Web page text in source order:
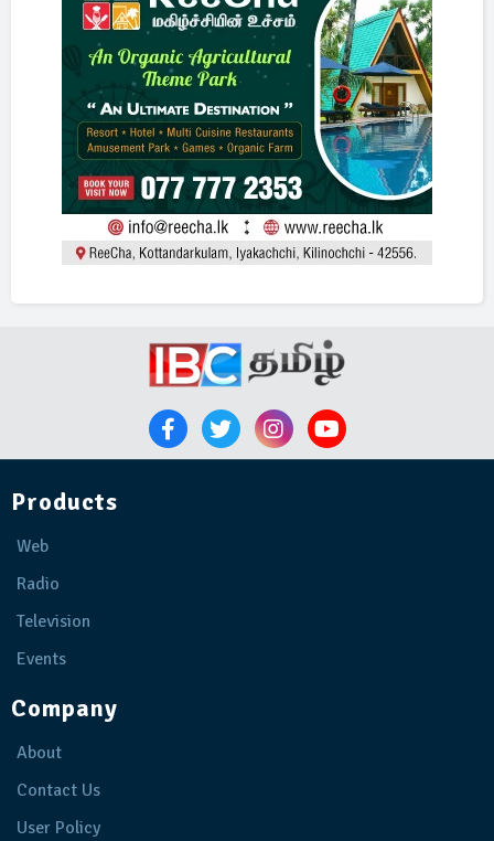
Products
Web
Radio
Television
Events
Company
About
Contact Us
User Policy